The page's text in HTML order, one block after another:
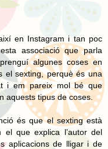
en Instagram i tan poc
associació que parla
algunes coses en
el sexting, perquè és una
i em pareix mol bé que
aquests tipus de coses.
és que el sexting està
el que explica l’autor del
aplicacions de lligar i de